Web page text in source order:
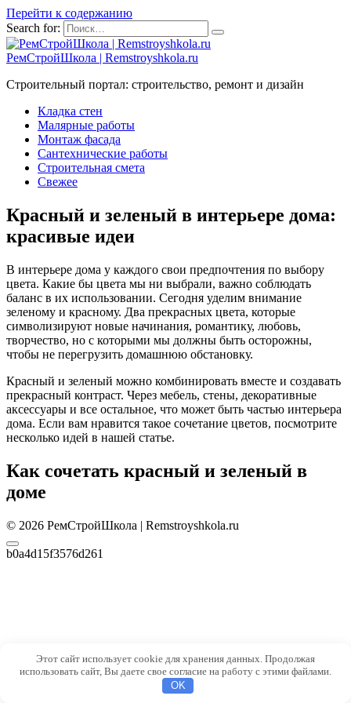
Перейти к содержанию
Search for:
РемСтройШкола | Remstroyshkola.ru
Строительный портал: строительство, ремонт и дизайн
Кладка стен
Малярные работы
Монтаж фасада
Сантехнические работы
Строительная смета
Свежее
Красный и зеленый в интерьере дома:
красивые идеи
В интерьере дома у каждого свои предпочтения по выбору
цвета. Какие бы цвета мы ни выбрали, важно соблюдать
баланс в их использовании. Сегодня уделим внимание
зеленому и красному. Два прекрасных цвета, которые
символизируют новые начинания, романтику, любовь,
творчество, но с которыми мы должны быть осторожны,
чтобы не перегрузить домашнюю обстановку.
Красный и зеленый можно комбинировать вместе и создавать
прекрасный контраст. Через мебель, стены, декоративные
аксессуары и все остальное, что может быть частью интерьера
дома. Если вам нравится такое сочетание цветов, посмотрите
несколько идей в нашей статье.
Как сочетать красный и зеленый в
доме
© 2026 РемСтройШкола | Remstroyshkola.ru
b0a4d15f3576d261
Этот сайт использует cookie для хранения данных. Продолжая
использовать сайт, Вы даете свое согласие на работу с этими файлами.
OK